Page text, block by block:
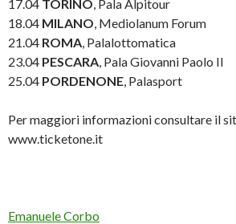
17.04 TORINO , Pala Alpitour
18.04 MILANO , Mediolanum Forum
21.04 ROMA , Palalottomatica
23.04 PESCARA , Pala Giovanni Paolo II
25.04 PORDENONE , Palasport
Per maggiori informazioni consultare il
www.ticketone.it
Emanuele Corbo